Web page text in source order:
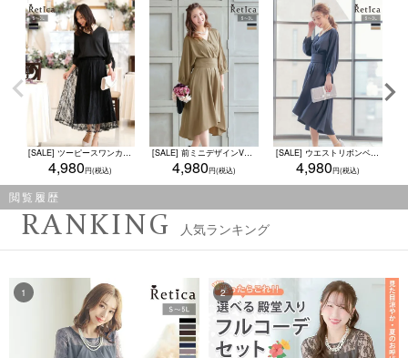
4,980 4,980 4,980
閲覧履歴
RANKING 人気ランキング